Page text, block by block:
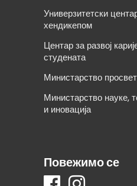
Универзитетски
хендикепом
Центар за развој
студената
Министарство
Министарство науке,
и иновација
Повежимо се